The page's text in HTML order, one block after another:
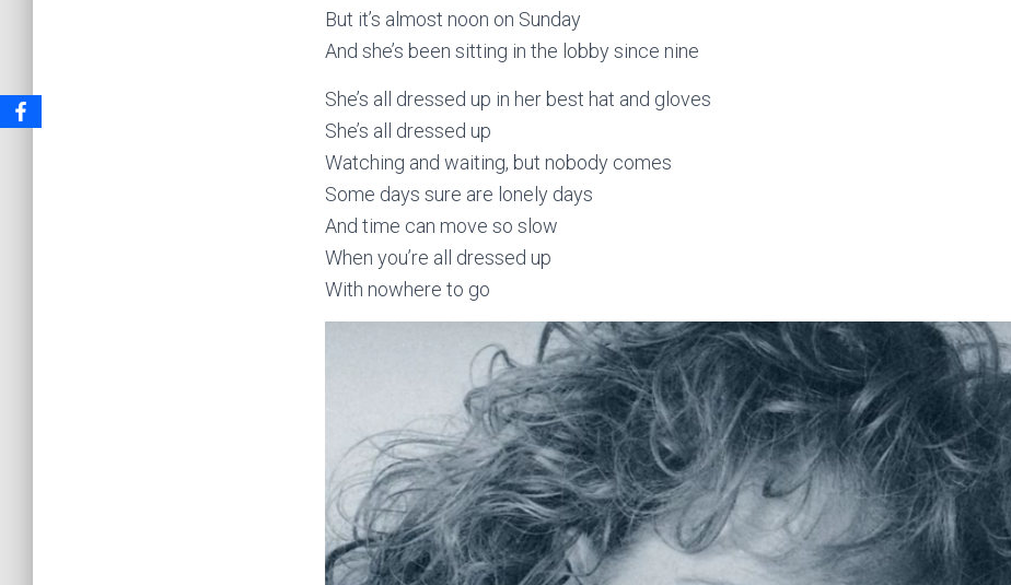
But it’s almost noon on Sunday
And she’s been sitting in the lobby since nine
She’s all dressed up in her best hat and gloves
She’s all dressed up
Watching and waiting, but nobody comes
Some days sure are lonely days
And time can move so slow
When you’re all dressed up
With nowhere to go